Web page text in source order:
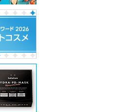
SK-IIからのお知
らせがあります
ショッピン